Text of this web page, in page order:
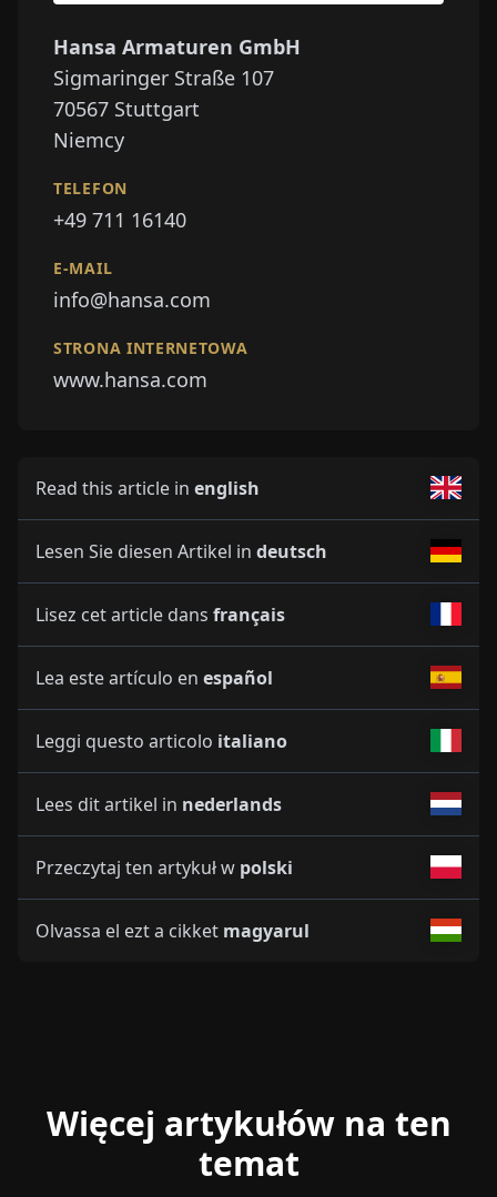
Hansa Armaturen GmbH
Sigmaringer Straße 107
70567 Stuttgart
Niemcy
TELEFON
+49 711 16140
E-MAIL
info@hansa.com
STRONA INTERNETOWA
www.hansa.com
Read this article in english
Lesen Sie diesen Artikel in deutsch
Lisez cet article dans français
Lea este artículo en español
Leggi questo articolo italiano
Lees dit artikel in nederlands
Przeczytaj ten artykuł w polski
Olvassa el ezt a cikket magyarul
Więcej artykułów na ten
temat